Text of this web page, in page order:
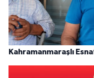
Kahramanmaraşlı